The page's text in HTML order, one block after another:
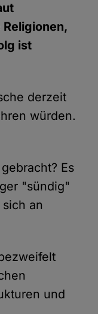
ist
derzeit
würden.
Es
"sündig"
an
und